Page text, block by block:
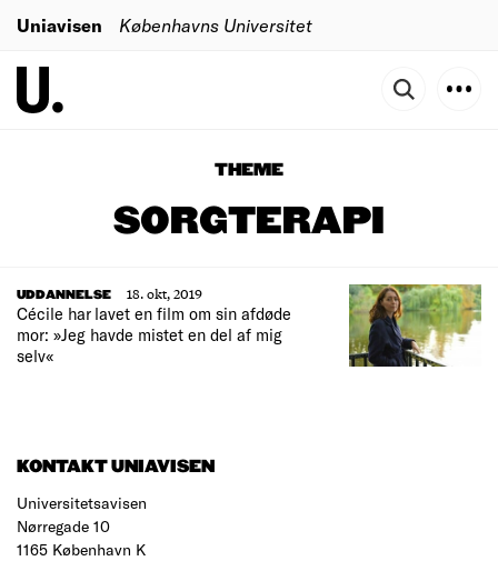
Uniavisen Københavns Universitet
THEME
SORGTERAPI
UDDANNELSE
18. okt, 2019
Cécile har lavet en film om sin afdøde
mor: »Jeg havde mistet en del af mig
selv«
KONTAKT UNIAVISEN
Universitetsavisen
Nørregade 10
1165 København K